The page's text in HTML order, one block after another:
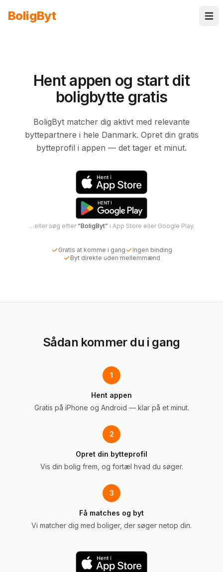
BoligByt
Hent appen og start dit
boligbytte gratis
BoligByt matcher dig aktivt med relevante
byttepartnere i hele Danmark. Opret din gratis
bytteprofil i appen — det tager et minut.
…eller søg efter “BoligByt” i App Store eller Google Play.
Gratis at komme i gang
Ingen binding
Byt direkte uden mellemmænd
Sådan kommer du i gang
1
Hent appen
Gratis på iPhone og Android — klar på et minut.
2
Opret din bytteprofil
Vis din bolig frem, og fortæl hvad du søger.
3
Få matches og byt
Vi matcher dig med boliger, der søger netop din.